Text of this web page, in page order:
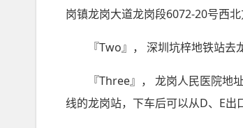
岗镇龙岗大道龙岗段6072-20号西北
『Two』， 深圳坑梓地铁站去
『Three』， 龙岗人民医院地
线的龙岗站，下车后可以从D、E出